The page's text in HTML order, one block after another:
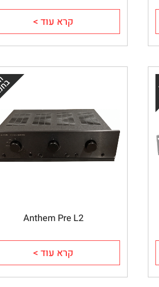
קרא עוד >
Anthem Pre L2
קרא עוד >